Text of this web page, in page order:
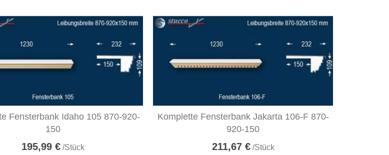
Fensterbank Idaho 105 870-920-
150
195,99 € /Stück
Komplette Fensterbank Jakarta 106-F 870-
920-150
211,67 €/Stück